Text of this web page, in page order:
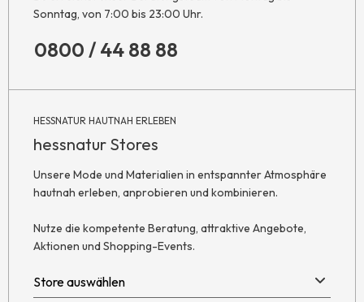
Sonntag, von 7:00 bis 23:00 Uhr.
0800 / 44 88 88
HESSNATUR HAUTNAH ERLEBEN
hessnatur Stores
Unsere Mode und Materialien in entspannter Atmosphäre
hautnah erleben, anprobieren und kombinieren.
Nutze die kompetente Beratung, attraktive Angebote,
Aktionen und Shopping-Events.